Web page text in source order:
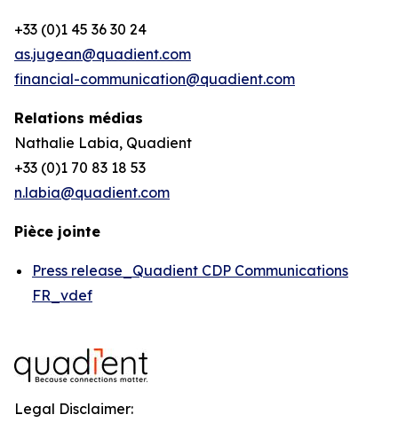
+33 (0)1 45 36 30 24
as.jugean@quadient.com
financial-communication@quadient.com
Relations médias
Nathalie Labia, Quadient
+33 (0)1 70 83 18 53
n.labia@quadient.com
Pièce jointe
Press release_Quadient CDP Communications
FR_vdef
Legal Disclaimer: